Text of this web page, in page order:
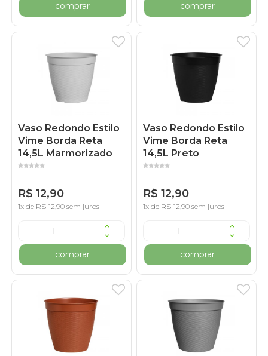
comprar comprar
Vaso Redondo Estilo
Vime Borda Reta
14,5L Marmorizado
R$ 12,90
1x de R$ 12,90 sem juros
comprar
Vaso Redondo Estilo
Vime Borda Reta
14,5L Preto
R$ 12,90
1x de R$ 12,90 sem juros
comprar